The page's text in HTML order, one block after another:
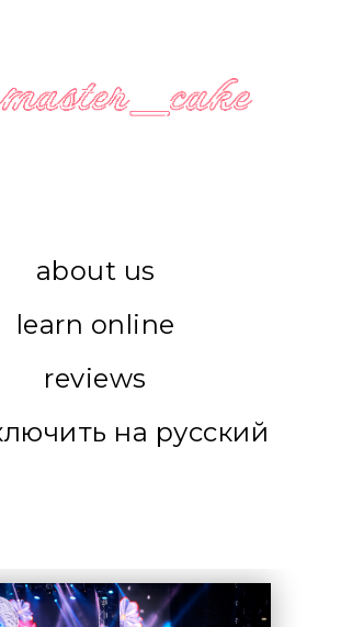
about us
learn online
reviews
на русский